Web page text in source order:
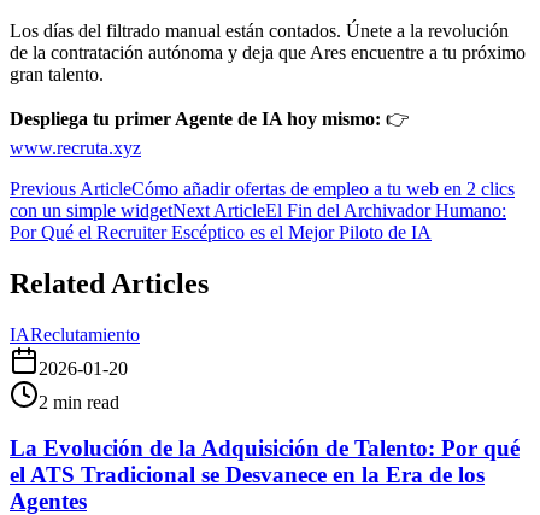
Los días del filtrado manual están contados. Únete a la revolución
de la contratación autónoma y deja que Ares encuentre a tu próximo
gran talento.
Despliega tu primer Agente de IA hoy mismo: 👉
www.recruta.xyz
Previous ArticleCómo añadir ofertas de empleo a tu web en 2 clics
con un simple widgetNext ArticleEl Fin del Archivador Humano:
Por Qué el Recruiter Escéptico es el Mejor Piloto de IA
Related Articles
IAReclutamiento
2026-01-20
2 min read
La Evolución de la Adquisición de Talento: Por qué
el ATS Tradicional se Desvanece en la Era de los
Agentes